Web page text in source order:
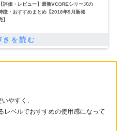
【評価・レビュー】最新VCOREシリーズの
徴・おすすめまとめ【2018年9月新発
】
やすく、
レベルでおすすめの使用感になって